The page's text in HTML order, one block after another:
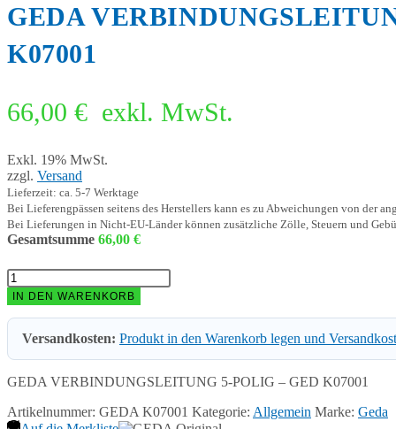
GEDA
K07001
66,00 € exkl. MwSt.
Exkl. 19% MwSt.
zzgl. Versand
Lieferzeit: ca. 5-7 Werktage
Bei Lieferengpässen seitens des Herstellers kann es zu Abweichungen von der
Bei Lieferungen in Nicht-EU-Länder können zusätzliche Zölle, Steuern und
Gesamtsumme 66,00 €
GEDA
VERBINDUNGSLEITUNG
5-
POLIG
GED
Menge
IN DEN WARENKORB
Versandkosten: Produkt in den Warenkorb legen und
GEDA VERBINDUNGSLEITUNG 5-POLIG – GED K07001
Artikelnummer: GEDA K07001 Kategorie: Allgemein Marke: Geda